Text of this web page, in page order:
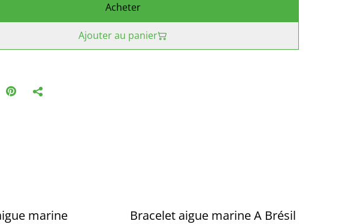
Acheter
Ajouter au panier
marine Bracelet aigue marine A Brésil